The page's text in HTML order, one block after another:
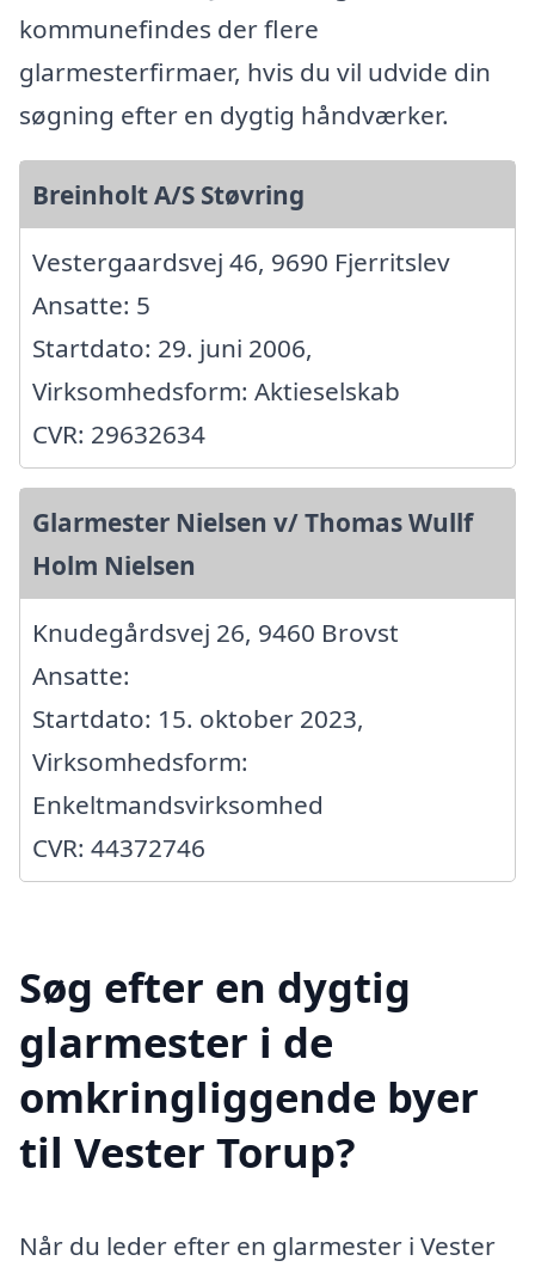
kommunefindes der flere
glarmesterfirmaer, hvis du vil udvide din
søgning efter en dygtig håndværker.
Breinholt A/S Støvring
Vestergaardsvej 46, 9690 Fjerritslev
Ansatte: 5
Startdato: 29. juni 2006,
Virksomhedsform: Aktieselskab
CVR: 29632634
Glarmester Nielsen v/ Thomas Wullf
Holm Nielsen
Knudegårdsvej 26, 9460 Brovst
Ansatte:
Startdato: 15. oktober 2023,
Virksomhedsform:
Enkeltmandsvirksomhed
CVR: 44372746
Søg efter en dygtig
glarmester i de
omkringliggende byer
til Vester Torup?
Når du leder efter en glarmester i Vester